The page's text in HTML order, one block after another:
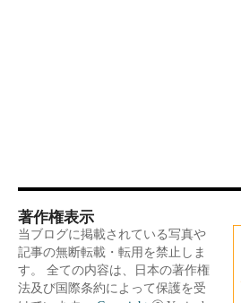
著作権表示
当ブログに掲載されている写真や
記事の無断転載・転用を禁止しま
す。 全ての内容は、日本の著作権
法及び国際条約によって保護を受